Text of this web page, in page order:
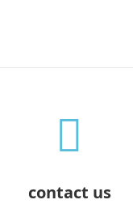
contact us